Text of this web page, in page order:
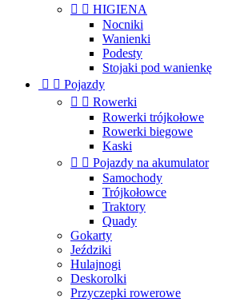
  HIGIENA
Nocniki
Wanienki
Podesty
Stojaki pod wanienkę
  Pojazdy
  Rowerki
Rowerki trójkołowe
Rowerki biegowe
Kaski
  Pojazdy na akumulator
Samochody
Trójkołowce
Traktory
Quady
Gokarty
Jeździki
Hulajnogi
Deskorolki
Przyczepki rowerowe